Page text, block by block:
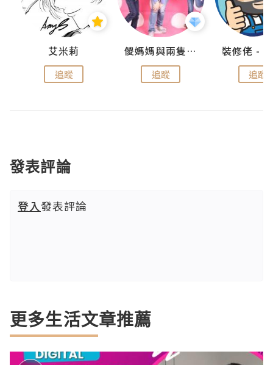
艾米莉
追蹤
儍媽媽與兩隻小魔怪之家
追蹤 追蹤
發表評論
登入發表評論
更多生活文章推薦